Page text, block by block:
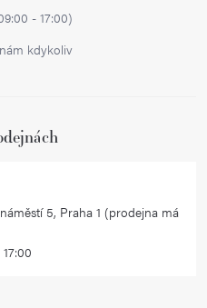
- 17:00)
kdykoliv
5, Praha 1 (prodejna má